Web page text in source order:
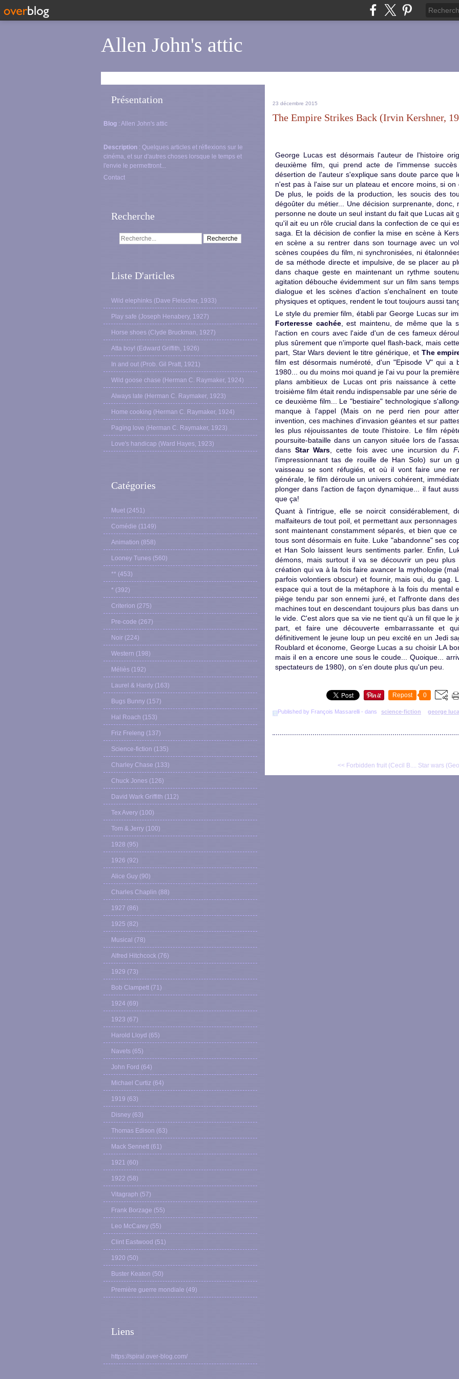
Allen John's attic
Présentation
Blog : Allen John's attic
Description : Quelques articles et réflexions sur le
cinéma, et sur d'autres choses lorsque le temps et
l'envie le permettront...
Contact
Recherche
Liste D'articles
Wild elephinks (Dave Fleischer, 1933)
Play safe (Joseph Henabery, 1927)
Horse shoes (Clyde Bruckman, 1927)
Atta boy! (Edward Griffith, 1926)
In and out (Prob. Gil Pratt, 1921)
Wild goose chase (Herman C. Raymaker, 1924)
Always late (Herman C. Raymaker, 1923)
Home cooking (Herman C. Raymaker, 1924)
Paging love (Herman C. Raymaker, 1923)
Love's handicap (Ward Hayes, 1923)
Catégories
Muet (2451)
Comédie (1149)
Animation (858)
Looney Tunes (560)
** (453)
* (392)
Criterion (275)
Pre-code (267)
Noir (224)
Western (198)
Méliès (192)
Laurel & Hardy (163)
Bugs Bunny (157)
Hal Roach (153)
Friz Freleng (137)
Science-fiction (135)
Charley Chase (133)
Chuck Jones (126)
David Wark Griffith (112)
Tex Avery (100)
Tom & Jerry (100)
1928 (95)
1926 (92)
Alice Guy (90)
Charles Chaplin (88)
1927 (86)
1925 (82)
Musical (78)
Alfred Hitchcock (76)
1929 (73)
Bob Clampett (71)
1924 (69)
1923 (67)
Harold Lloyd (65)
Navets (65)
John Ford (64)
Michael Curtiz (64)
1919 (63)
Disney (63)
Thomas Edison (63)
Mack Sennett (61)
1921 (60)
1922 (58)
Vitagraph (57)
Frank Borzage (55)
Leo McCarey (55)
Clint Eastwood (51)
1920 (50)
Buster Keaton (50)
Première guerre mondiale (49)
Liens
https://spiral.over-blog.com/
23 décembre 2015
The Empire Strikes Back (Irvin Kershner,
George Lucas est désormais l'auteur de l'histoire
deuxième film, qui prend acte de l'immense
désertion de l'auteur s'explique sans doute parce que
n'est pas à l'aise sur un plateau et encore moins, si on
De plus, le poids de la production, les soucis des
dégoûter du métier... Une décision surprenante, donc,
personne ne doute un seul instant du fait que Lucas ait
qu'il ait eu un rôle crucial dans la confection de ce qui
saga. Et la décision de confier la mise en scène à
en scène a su rentrer dans son tournage avec un
scènes coupées du film, ni synchronisées, ni
de sa méthode directe et impulsive, de se placer au
dans chaque geste en maintenant un rythme
agitation débouche évidemment sur un film sans
dialogue et les scènes d'action s'enchaînent en
physiques et optiques, rendent le tout toujours aussi
Le style du premier film, établi par George Lucas sur
Forteresse cachée, est maintenu, de même que la
l'action en cours avec l'aide d'un de ces fameux
plus sûrement que n'importe quel flash-back, mais
part, Star Wars devient le titre générique, et The
film est désormais numéroté, d'un "Episode V" qui a
1980... ou du moins moi quand je l'ai vu pour la
plans ambitieux de Lucas ont pris naissance à
troisième film était rendu indispensable par une série de
ce deuxième film... Le "bestiaire" technologique
manque à l'appel (Mais on ne perd rien pour
invention, ces machines d'invasion géantes et sur
les plus réjouissantes de toute l'histoire. Le film
poursuite-bataille dans un canyon située lors de
dansStar Wars , cette fois avec une incursion du
l'impressionnant tas de rouille de Han Solo) sur un
vaisseau se sont réfugiés, et où il vont faire une
générale, le film déroule un univers cohérent,
plonger dans l'action de façon dynamique... il faut
que ça!
Quant à l'intrigue, elle se noircit considérablement,
malfaiteurs de tout poil, et permettant aux
sont maintenant constamment séparés, et bien que
tous sont désormais en fuite. Luke "abandonne" ses
et Han Solo laissent leurs sentiments parler. Enfin,
démons, mais surtout il va se découvrir un peu plus
création qui va à la fois faire avancer la mythologie
parfois volontiers obscur) et fournir, mais oui, du gag.
espace qui a tout de la métaphore à la fois du mental
piège tendu par son ennemi juré, et l'affronte dans
machines tout en descendant toujours plus bas dans
le vide. C'est alors que sa vie ne tient qu'à un fil que le
part, et faire une découverte embarrassante et
définitivement le jeune loup un peu excité en un Jedi
Roublard et économe, George Lucas a su choisir LA
mais il en a encore une sous le coude... Quoique...
spectateurs de 1980), on s'en doute plus qu'un peu.
Repost 0
Published by François Massarelli - dans science-fiction george
<< Forbidden fruit (Cecil B.... Star wars